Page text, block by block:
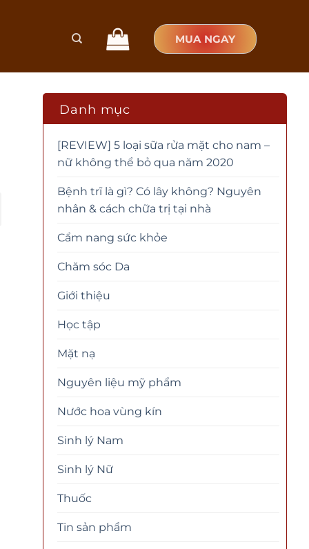
MUA NGAY
Danh mục
[REVIEW] 5 loại sữa rửa mặt cho nam –
nữ không thể bỏ qua năm 2020
Bệnh trĩ là gì? Có lây không? Nguyên
nhân & cách chữa trị tại nhà
Cẩm nang sức khỏe
Chăm sóc Da
Giới thiệu
Học tập
Mặt nạ
Nguyên liệu mỹ phẩm
Nước hoa vùng kín
Sinh lý Nam
Sinh lý Nữ
Thuốc
Tin sản phẩm